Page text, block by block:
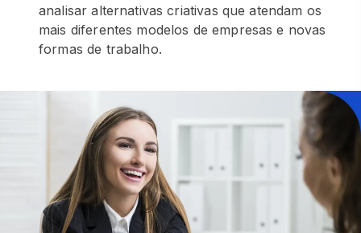
analisar alternativas criativas que atendam os
mais diferentes modelos de empresas e novas
formas de trabalho.